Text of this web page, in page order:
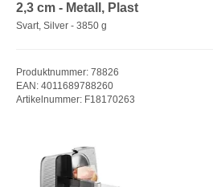
2,3 cm - Metall, Plast
Svart, Silver - 3850 g
Produktnummer: 78826
EAN: 4011689788260
Artikelnummer: F18170263